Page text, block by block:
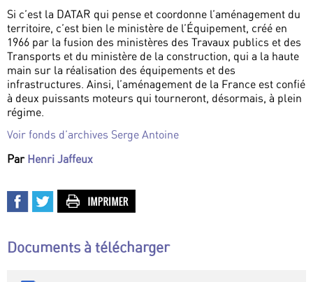
Si c’est la DATAR qui pense et coordonne l’aménagement du
territoire, c’est bien le ministère de l’Équipement, créé en
1966 par la fusion des ministères des Travaux publics et des
Transports et du ministère de la construction, qui a la haute
main sur la réalisation des équipements et des
infrastructures. Ainsi, l’aménagement de la France est confié
à deux puissants moteurs qui tourneront, désormais, à plein
régime.
Voir fonds d’archives Serge Antoine
Par Henri Jaffeux
Documents à télécharger